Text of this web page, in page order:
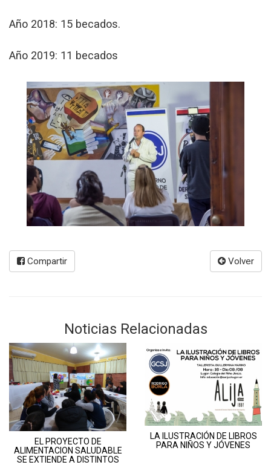
Año 2018: 15 becados.
Año 2019: 11 becados
Compartir Volver
Noticias Relacionadas
EL PROYECTO DE
ALIMENTACION SALUDABLE
SE EXTIENDE A DISTINTOS
LA ILUSTRACIÓN DE LIBROS
PARA NIÑOS Y JÓVENES